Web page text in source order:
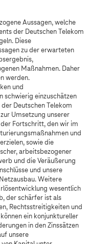
Aussagen, welche
der Deutschen Telekom
Diese
zu der erwarteten
Maßnahmen. Daher
werden.
und
schwierig einzuschätzen
Deutschen Telekom
Umsetzung unserer
Fortschritt, den wir im
und
sowie die
arbeitsbezogener
und die Veräußerung
und unsere
Weitere
wesentlich
der schärfer ist als
Rechtsstreitigkeiten und
ein konjunktureller
in den Zinssätzen
unsere